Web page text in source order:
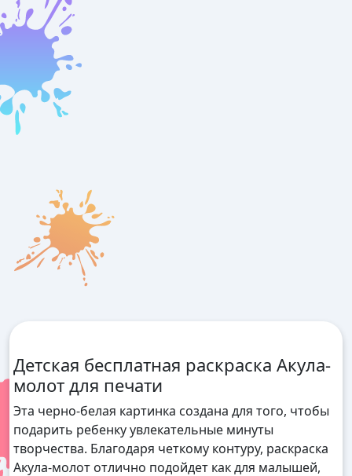
Детская бесплатная раскраска Акула-
молот для печати
Эта черно-белая картинка создана для того, чтобы
подарить ребенку увлекательные минуты
творчества. Благодаря четкому контуру, раскраска
Акула-молот отлично подойдет как для малышей,